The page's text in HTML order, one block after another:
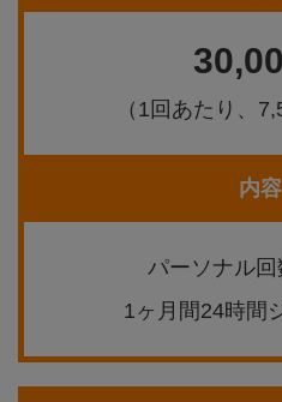
（1回あたり、
内容
パーソナル
1ヶ月間24時間